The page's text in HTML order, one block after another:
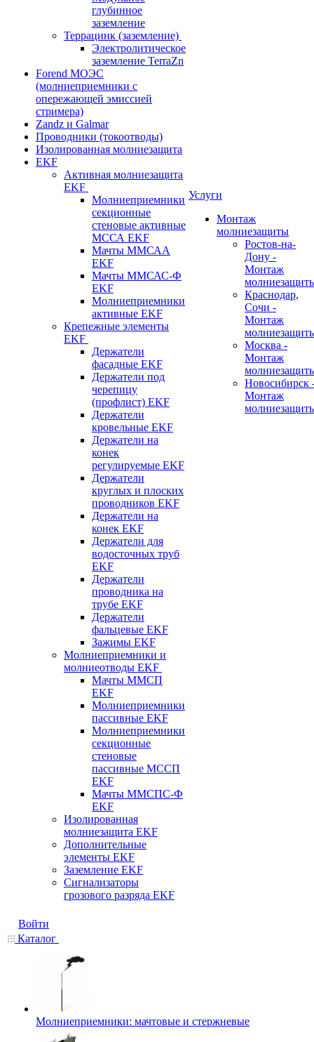
глубинное
заземление
Террацинк (заземление)
Электролитическое
заземление TerraZn
Forend МОЭС
(молниеприемники с
опережающей эмиссией
стримера)
Zandz и Galmar
Проводники (токоотводы)
Изолированная молниезащита
EKF
Активная молниезащита
EKF
Молниеприемники
секционные
стеновые активные
МССА EKF
Мачты ММСАА
EKF
Мачты ММСАС-Ф
EKF
Молниеприемники
активные EKF
Крепежные элементы
EKF
Держатели
фасадные EKF
Держатели под
черепицу
(профлист) EKF
Держатели
кровельные EKF
Держатели на
конек
регулируемые EKF
Держатели
круглых и плоских
проводников EKF
Держатели на
конек EKF
Держатели для
водосточных труб
EKF
Держатели
проводника на
трубе EKF
Держатели
фальцевые EKF
Зажимы EKF
Молниеприемники и
молниеотводы EKF
Мачты ММСП
EKF
Молниеприемники
пассивные EKF
Молниеприемники
секционные
стеновые
пассивные МССП
EKF
Мачты ММСПС-Ф
EKF
Изолированная
молниезащита EKF
Дополнительные
элементы EKF
Заземление EKF
Сигнализаторы
грозового разряда EKF
Услуги
Монтаж
молниезащиты
Ростов-на-
Дону -
Монтаж
Краснодар,
Сочи -
Монтаж
Москва -
Монтаж
Новосибирск
Монтаж
Войти
Каталог
Молниеприемники: мачтовые и стержневые